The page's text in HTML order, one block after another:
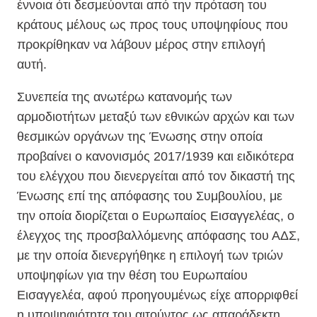
έννοια ότι δεσμεύονται από την πρόταση του
κράτους μέλους ως προς τους υποψηφίους που
προκρίθηκαν να λάβουν μέρος στην επιλογή
αυτή.
Συνεπεία της ανωτέρω κατανομής των
αρμοδιοτήτων μεταξύ των εθνικών αρχών και των
θεσμικών οργάνων της Ένωσης στην οποία
προβαίνει ο κανονισμός 2017/1939 και ειδικότερα
του ελέγχου που διενεργείται από τον δικαστή της
Ένωσης επί της απόφασης του Συμβουλίου, με
την οποία διορίζεται ο Ευρωπαίος Εισαγγελέας, ο
έλεγχος της προσβαλλόμενης απόφασης του ΑΔΣ,
με την οποία διενεργήθηκε η επιλογή των τριών
υποψηφίων για την θέση του Ευρωπαίου
Εισαγγελέα, αφού προηγουμένως είχε απορριφθεί